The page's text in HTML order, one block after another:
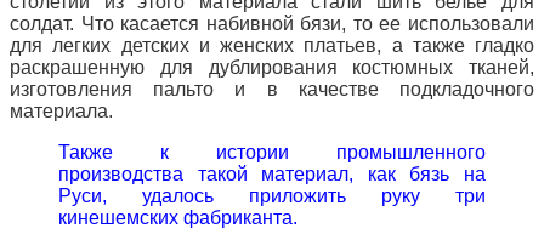
солдат. Что касается набивной бязи, то ее использовали
для легких детских и женских платьев, а также гладко
раскрашенную для дублирования костюмных тканей,
изготовления пальто и в качестве подкладочного
материала.
Также к истории промышленного
производства такой материал, как бязь на
Руси, удалось приложить руку три
кинешемских фабриканта.